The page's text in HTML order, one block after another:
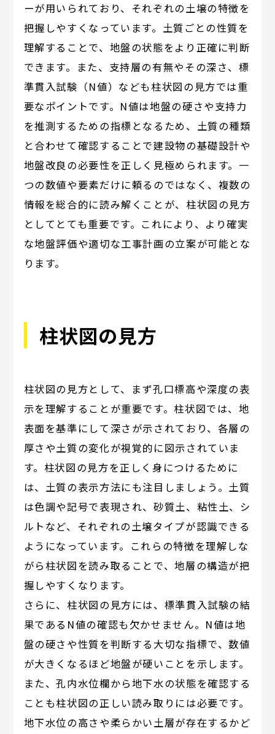
ーが用いられており、それぞれの土壌の特徴を
把握しやすくなっています。土質ごとの性質を
理解することで、地盤の状態をより正確に判断
できます。また、支持層の有無やその深さ、標
準貫入試験（N値）なども柱状図の見方では重
要なポイントです。N値は地盤の硬さや支持力
を推測するための指標となるため、土質の種類
と合わせて確認することで建設物の基礎設計や
地盤改良の必要性を正しく見極められます。一
つの数値や要素だけに頼るのではなく、複数の
情報を総合的に読み解くことが、柱状図の見方
としてとても重要です。これにより、より確実
な地盤評価や適切な工事計画の立案が可能とな
ります。
柱状図の見方
柱状図の見方として、まず孔口標高や深度の表
示を理解することが重要です。柱状図では、地
表面を基準にして深さが示されており、各層の
厚さや土質の変化が視覚的に図示されていま
す。柱状図の見方を正しく身につけるために
は、土質の表示方法にも注目しましょう。土質
は色調や記号で表現され、砂質土、粘性土、シ
ルトなど、それぞれの土壌タイプが認識できる
ようになっています。これらの特徴を理解しな
がら柱状図を読み取ることで、地層の構造が把
握しやすくなります。
さらに、柱状図の見方には、標準貫入試験の結
果であるN値の確認も欠かせません。N値は地
盤の硬さや性質を判断する大切な指標で、数値
が大きくなるほど地盤が硬いことを示します。
また、孔内水位欄から地下水の状態を確認する
ことも柱状図の正しい読み取りには必要です。
地下水位の高さや柔らかい土層が存在するかど